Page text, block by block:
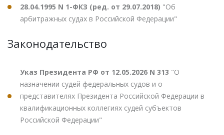
28.04.1995 N 1-ФКЗ (ред. от 29.07.2018) "Об
арбитражных судах в Российской Федерации"
Законодательство
Указ Президента РФ от 12.05.2026 N 313 "О
назначении судей федеральных судов и о
представителях Президента Российской Федерации в
квалификационных коллегиях судей субъектов
Российской Федерации"